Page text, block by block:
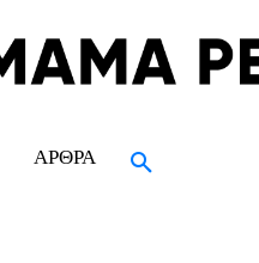
ΆΡΘΡΑ